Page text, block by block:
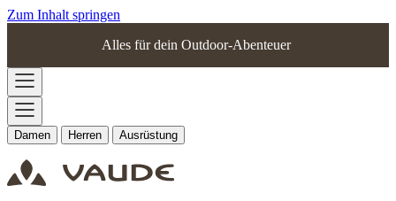
Zum Inhalt springen
Alles für dein Outdoor-Abenteuer
Damen Herren Ausrüstung